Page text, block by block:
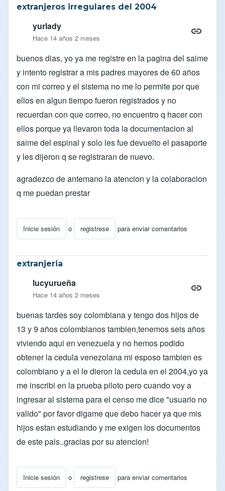
extranjeros irregulares del 2004
yurlady
Hace 14 años 2 meses
buenos dias, yo ya me registre en la pagina del saime
y intento registrar a mis padres mayores de 60 años
con mi correo y el sistema no me lo permite por que
ellos en algun tiempo fueron registrados y no
recuerdan con que correo, no encuentro q hacer con
ellos porque ya llevaron toda la documentacion al
saime del espinal y solo les fue devuelto el pasaporte
y les dijeron q se registraran de nuevo.
agradezco de antemano la atencion y la colaboracion
q me puedan prestar
Inicie sesión o registrese para enviar comentarios
extranjeria
lucyurueña
Hace 14 años 2 meses
buenas tardes soy colombiana y tengo dos hijos de
13 y 9 años colombianos tambien,tenemos seis años
viviendo aqui en venezuela y no hemos podido
obtener la cedula venezolana mi esposo tambien es
colombiano y a el le dieron la cedula en el 2004,yo ya
me inscribi en la prueba piloto pero cuando voy a
ingresar al sistema para el censo me dice "usuario no
valido" por favor digame que debo hacer ya que mis
hijos estan estudiando y me exigen los documentos
de este pais..gracias por su atencion!
Inicie sesión o registrese para enviar comentarios